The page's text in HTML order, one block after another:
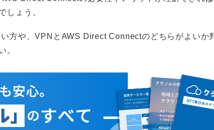
しょう。
方や、VPNとAWS Direct Connectのどちらがよいか
。